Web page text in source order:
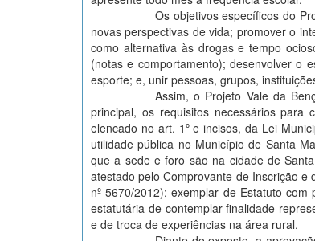
Os objetivos específicos do
novas perspectivas de vida; promover o
como alternativa às drogas e tempo
(notas e comportamento); desenvolver o
esporte; e, unir pessoas, grupos,
Assim, o Projeto Vale da
principal, os requisitos necessários
elencado no art. 1º e incisos, da Lei
utilidade pública no Município de Santa
que a sede e foro são na cidade de
atestado pelo Comprovante de Inscrição
nº 5670/2012); exemplar de Estatuto
estatutária de contemplar finalidade
e de troca de experiências na área rural.